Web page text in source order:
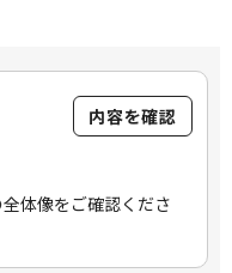
内容を確認
体像をご確認くださ